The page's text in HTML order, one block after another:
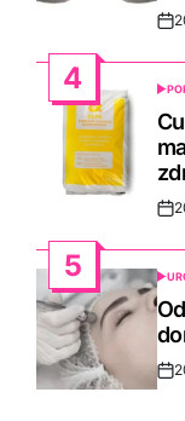
Post
4
IN
Post
5
IN
Post